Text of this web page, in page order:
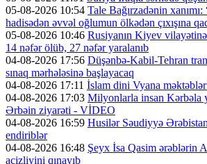
05-08-2026 10:54 Tale Bağırzadənin
hadisədən əvvəl oğlumun ölkədən çıxışına
05-08-2026 10:46 Rusiyanın Kiyev
14 nəfər ölüb, 27 nəfər yaralanıb
04-08-2026 17:56 Düşənbə-Kabil-Tehran
sınaq mərhələsinə başlayacaq
04-08-2026 17:11 İslam dini Vyana
04-08-2026 17:03 Milyonlarla insan Kərbəla
Ərbəin ziyarəti - VİDEO
04-08-2026 16:59 Husilər Səudiyyə
endiriblər
04-08-2026 16:48 Şeyx İsa Qasim ərəblərin
acizliyini qınayıb